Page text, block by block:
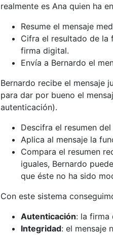
realmente es Ana quien ha
Resume el mensaje
Cifra el resultado de la
firma digital.
Envía a Bernardo el
Bernardo recibe el mensaje
para dar por bueno el
autenticación).
Descifra el resumen
Aplica al mensaje la
Compara el resumen
iguales, Bernardo
que éste no ha sido
Con este sistema
Autenticación: la firma
Integridad: el mensaje